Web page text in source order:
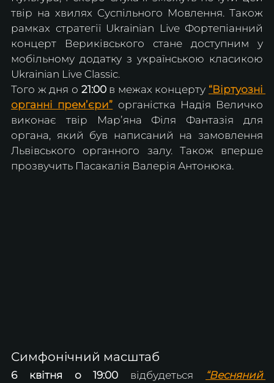
твір на хвилях Суспільного Мовлення. Також
рамках стратегії Ukrainian Live Фортепіанний
концерт Вериківського стане доступним у
мобільному додатку з українською класикою
Ukrainian Live Classic.
Того ж дня о 21:00 в межах концерту “Віртуозні
органні премʼєри” органістка Надія Величко
виконає твір Марʼяна Філя Фантазія для
органа, який був написаний на замовлення
Львівського органного залу. Також вперше
прозвучить Пасакалія Валерія Антонюка.
Симфонічний масштаб
6 квітня о 19:00 відбудеться
“Весняний